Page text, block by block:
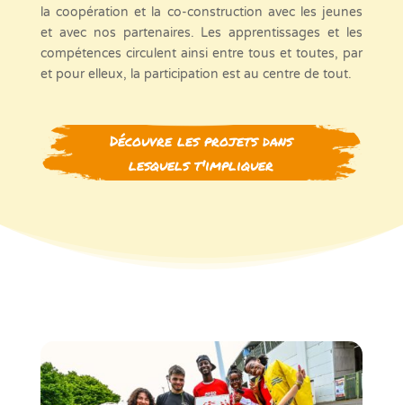
la coopération et la co-construction avec les jeunes
et avec nos partenaires. Les apprentissages et les
compétences circulent ainsi entre tous et toutes, par
et pour elleux, la participation est au centre de tout.
Découvre les projets dans
lesquels t'impliquer